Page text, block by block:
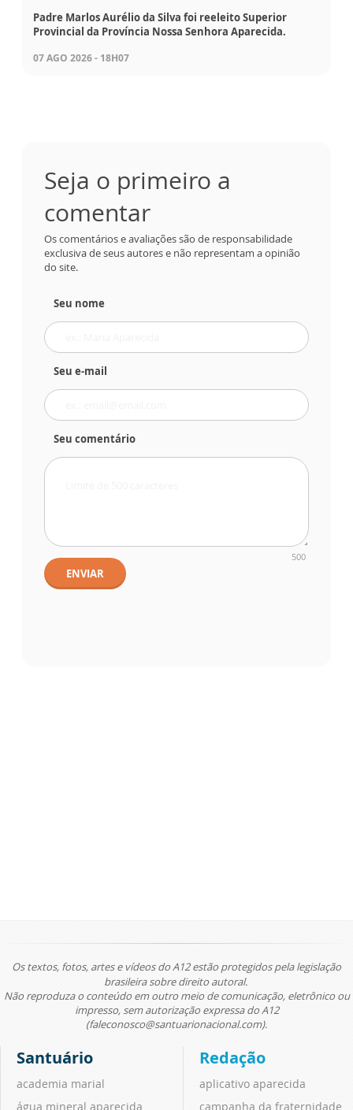
Padre Marlos Aurélio da Silva foi reeleito Superior
Provincial da Província Nossa Senhora Aparecida.
07 AGO 2026 - 18H07
Seja o primeiro a
comentar
Os comentários e avaliações são de responsabilidade
exclusiva de seus autores e não representam a opinião
do site.
Seu nome
Seu e-mail
Seu comentário
500
ENVIAR
Os textos, fotos, artes e vídeos do A12 estão protegidos pela legislação
brasileira sobre direito autoral.
Não reproduza o conteúdo em outro meio de comunicação, eletrônico ou
impresso, sem autorização expressa do A12
(faleconosco@santuarionacional.com).
Santuário
academia marial
água mineral aparecida
Redação
aplicativo aparecida
campanha da fraternidade